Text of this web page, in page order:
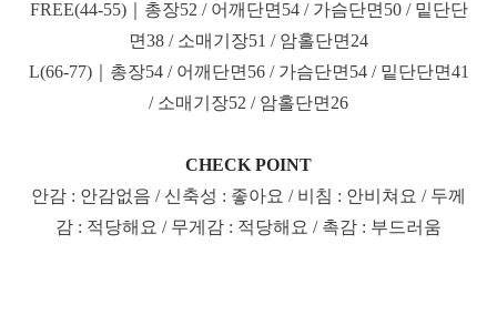
FREE(44-55)｜총장52 / 어깨단면54 / 가슴단면50 / 밑단단
면38 / 소매기장51 / 암홀단면24
L(66-77)｜총장54 / 어깨단면56 / 가슴단면54 / 밑단단면41
/ 소매기장52 / 암홀단면26
CHECK POINT
안감 : 안감없음 / 신축성 : 좋아요 / 비침 : 안비쳐요 / 두께
감 : 적당해요 / 무게감 : 적당해요 / 촉감 : 부드러움